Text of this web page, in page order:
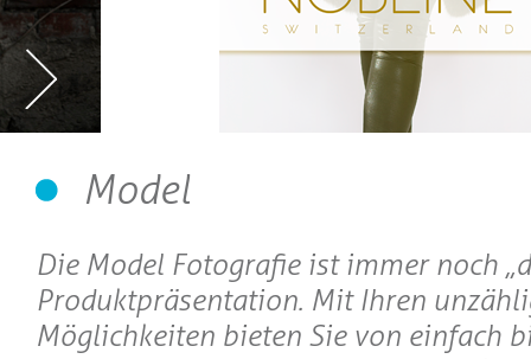
Model
Die Model Fotografie ist immer noch
Produktpräsentation. Mit Ihren
Möglichkeiten bieten Sie von einfach